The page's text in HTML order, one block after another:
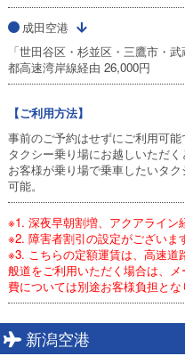
成田空港
「世田谷区・杉並区・三鷹市
都高速湾岸線経由 26,000円
【ご利用方法】
事前のご予約はせずにご利用可能
タクシー乗り場にお越しいただく
お客様が乗り場で乗車したいタ
可能。
※1. 深夜早朝割増、アクアライン
※2. 障害者割引の設定がございま
※3. こちらの定額運賃は、高速道
般道をご利用いただく場合は、
費については別途お客様負担とな
新潟空港